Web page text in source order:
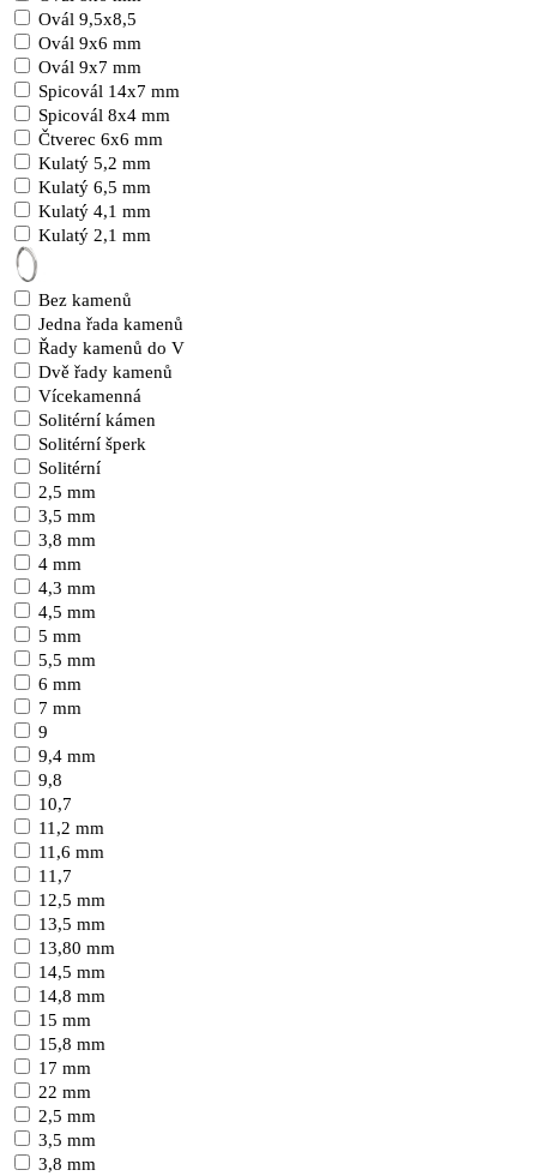
Ovál 9,5x8,5
Ovál 9x6 mm
Ovál 9x7 mm
Spicovál 14x7 mm
Spicovál 8x4 mm
Čtverec 6x6 mm
Kulatý 5,2 mm
Kulatý 6,5 mm
Kulatý 4,1 mm
Kulatý 2,1 mm
Bez kamenů
Jedna řada kamenů
Řady kamenů do V
Dvě řady kamenů
Vícekamenná
Solitérní kámen
Solitérní šperk
Solitérní
2,5 mm
3,5 mm
3,8 mm
4 mm
4,3 mm
4,5 mm
5 mm
5,5 mm
6 mm
7 mm
9
9,4 mm
9,8
10,7
11,2 mm
11,6 mm
11,7
12,5 mm
13,5 mm
13,80 mm
14,5 mm
14,8 mm
15 mm
15,8 mm
17 mm
22 mm
2,5 mm
3,5 mm
3,8 mm